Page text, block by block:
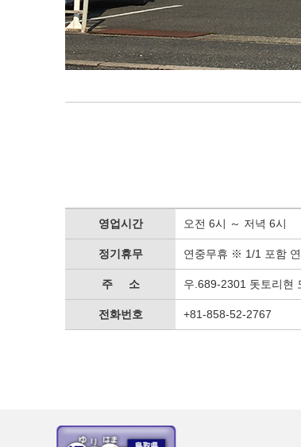
영업시간 오전 6시 ～ 저녁 6시
정기휴무 연중무휴 ※ 1/1 포함
주 소 우.689-2301 돗토리현
전화번호 +81-858-52-2767